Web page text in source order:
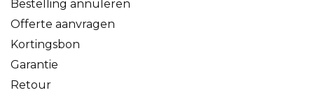
Bestelling annuleren
Offerte aanvragen
Kortingsbon
Garantie
Retour